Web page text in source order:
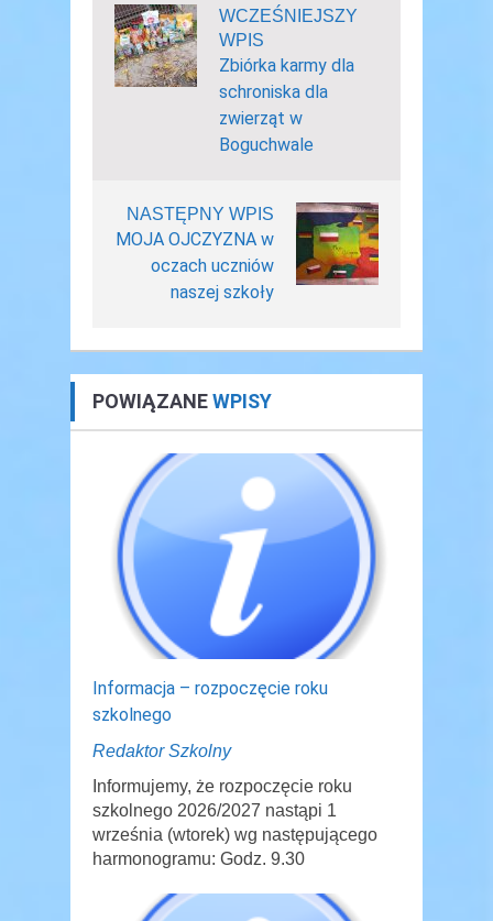
WCZEŚNIEJSZY
WPIS
Zbiórka karmy dla
schroniska dla
zwierząt w
Boguchwale
NASTĘPNY WPIS
MOJA OJCZYZNA w
oczach uczniów
naszej szkoły
POWIĄZANEWPISY
Informacja – rozpoczęcie roku
szkolnego
Redaktor Szkolny
Informujemy, że rozpoczęcie roku
szkolnego 2026/2027 nastąpi 1
września (wtorek) wg następującego
harmonogramu: Godz. 9.30